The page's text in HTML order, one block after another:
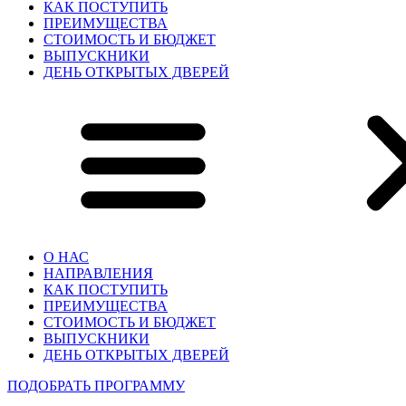
КАК ПОСТУПИТЬ
ПРЕИМУЩЕСТВА
СТОИМОСТЬ И БЮДЖЕТ
ВЫПУСКНИКИ
ДЕНЬ ОТКРЫТЫХ ДВЕРЕЙ
О НАС
НАПРАВЛЕНИЯ
КАК ПОСТУПИТЬ
ПРЕИМУЩЕСТВА
СТОИМОСТЬ И БЮДЖЕТ
ВЫПУСКНИКИ
ДЕНЬ ОТКРЫТЫХ ДВЕРЕЙ
ПОДОБРАТЬ ПРОГРАММУ